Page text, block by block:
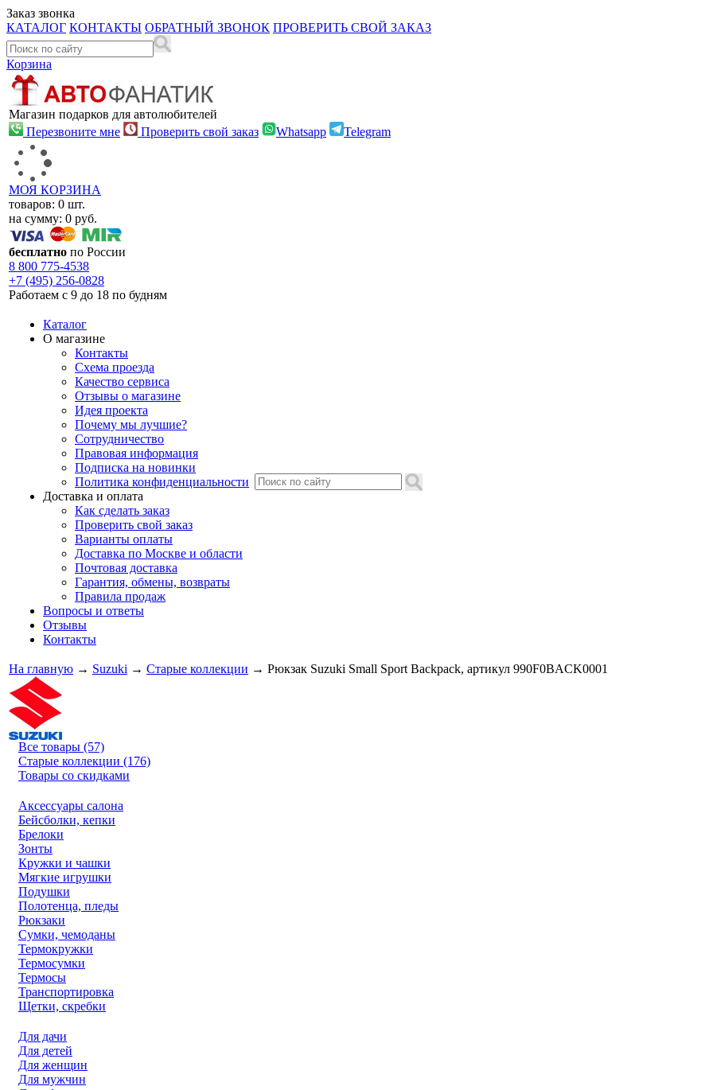
Заказ звонка
КАТАЛОГ КОНТАКТЫ ОБРАТНЫЙ ЗВОНОК ПРОВЕРИТЬ СВОЙ ЗАКАЗ
Корзина
Магазин подарков для автолюбителей
Перезвоните мне
Проверить свой заказ Whatsapp Telegram
МОЯ КОРЗИНА
товаров: 0 шт.
на сумму: 0 руб.
бесплатно по России
8 800 775-4538
+7 (495) 256-0828
Работаем с 9 до 18 по будням
Каталог
О магазине
Контакты
Схема проезда
Качество сервиса
Отзывы о магазине
Идея проекта
Почему мы лучшие?
Сотрудничество
Правовая информация
Подписка на новинки
Политика конфиденциальности
Доставка и оплата
Как сделать заказ
Проверить свой заказ
Варианты оплаты
Доставка по Москве и области
Почтовая доставка
Гарантия, обмены, возвраты
Правила продаж
Вопросы и ответы
Отзывы
Контакты
На главную → Suzuki → Старые коллекции → Рюкзак Suzuki Small Sport Backpack, артикул 990F0BACK0001
Все товары (57)
Старые коллекции (176)
Товары со скидками
Аксессуары салона
Бейсболки, кепки
Брелоки
Зонты
Кружки и чашки
Мягкие игрушки
Подушки
Полотенца, пледы
Рюкзаки
Сумки, чемоданы
Термокружки
Термосумки
Термосы
Транспортировка
Щетки, скребки
Для дачи
Для детей
Для женщин
Для мужчин